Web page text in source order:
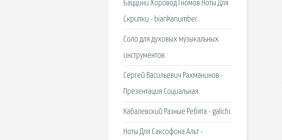
Баццини Хоровод Гномов Ноты Для
Скрипки - biankanumber.
Соло для духовых музыкальных
инструментов.
Сергей Васильевич Рахманинов -
Презентация Социальная.
Кабалевский Разные Ребята - galichi.
Ноты Для Саксофона Альт -